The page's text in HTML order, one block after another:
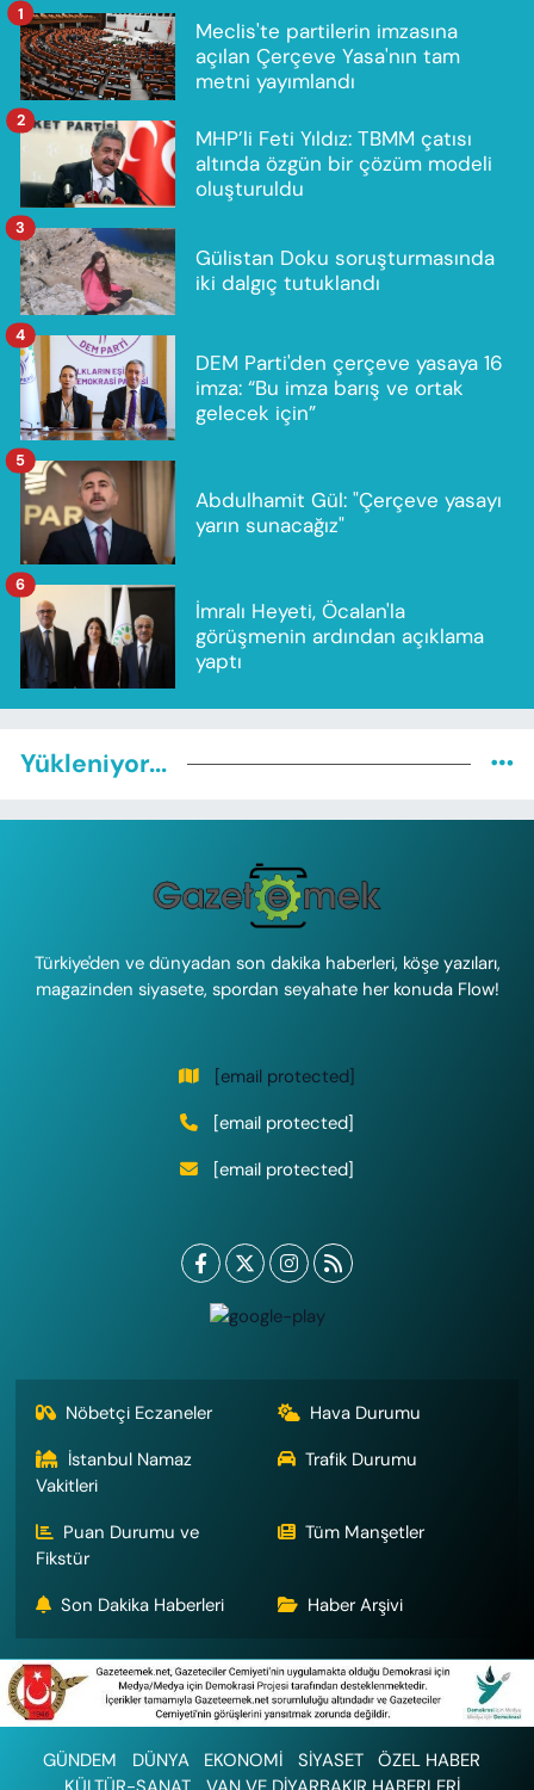
Meclis'te partilerin imzasına
açılan Çerçeve Yasa'nın tam
metni yayımlandı
1
MHP’li Feti Yıldız: TBMM çatısı
altında özgün bir çözüm modeli
oluşturuldu
2
Gülistan Doku soruşturmasında
iki dalgıç tutuklandı
3
DEM Parti'den çerçeve yasaya 16
imza: “Bu imza barış ve ortak
gelecek için”
4
Abdulhamit Gül: "Çerçeve yasayı
yarın sunacağız"
5
İmralı Heyeti, Öcalan'la
görüşmenin ardından açıklama
yaptı
6
Yükleniyor...
Türkiye'den ve dünyadan son dakika haberleri, köşe yazıları,
magazinden siyasete, spordan seyahate her konuda Flow!
[email protected]
[email protected]
[email protected]
Nöbetçi Eczaneler
Hava Durumu
İstanbul Namaz
Vakitleri
Trafik Durumu
Puan Durumu ve
Fikstür
Tüm Manşetler
Son Dakika Haberleri Haber Arşivi
GÜNDEM DÜNYA EKONOMİ SİYASET
ÖZEL HABER